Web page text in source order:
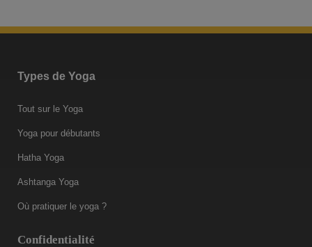
Types de Yoga
Tout sur le Yoga
Yoga pour débutants
Hatha Yoga
Ashtanga Yoga
Où pratiquer le yoga ?
Confidentialité